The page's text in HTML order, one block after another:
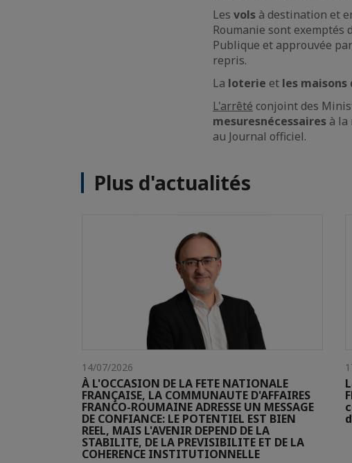
Les vols à destination et
Roumanie sont
Publique et approuvée
repris.
La loterie et les maisons
L'arrêté conjoint des
mesuresnécessaires à la
au Journal officiel.
Plus d'actualités
14/07/2026
À L'OCCASION DE LA FETE NATIONALE
FRANÇAISE, LA COMMUNAUTE D'AFFAIRES
FRANCO-ROUMAINE ADRESSE UN MESSAGE
DE CONFIANCE: LE POTENTIEL EST BIEN
REEL, MAIS L'AVENIR DEPEND DE LA
STABILITE, DE LA PREVISIBILITE ET DE LA
COHERENCE INSTITUTIONNELLE